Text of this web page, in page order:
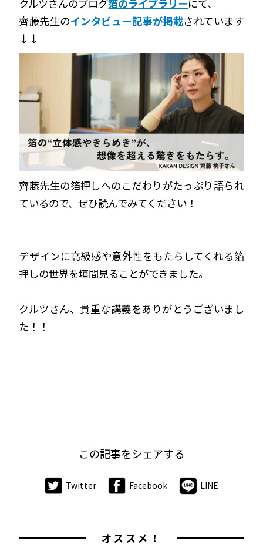
クルツさんのブログ箔のライブラリーにて、
齊藤先生のインタビュー記事が掲載されています
↓↓
齊藤先生の箔押しへのこだわりがたっぷり語られ
ているので、ぜひ読んでみてください！
デザインに高級感や意外性をもたらしてくれる箔
押しの世界を垣間見ることができました。
クルツさん、貴重な講義をありがとうございまし
た！！
この記事をシェアする
Twitter Facebook LINE
オススメ！